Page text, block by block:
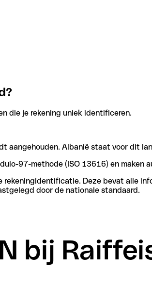
die je rekening uniek identificeren.
aangehouden. Albanië staat voor dit
97-methode (ISO 13616) en maken
Deze bevat alle
door de nationale standaard.
bij